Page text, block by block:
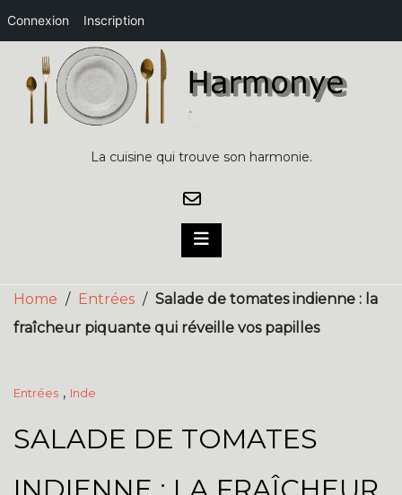
Connexion Inscription
content
La cuisine qui trouve son harmonie.
Home / Entrées / Salade de tomates indienne : la
fraîcheur piquante qui réveille vos papilles
Entrées , Inde
SALADE DE TOMATES